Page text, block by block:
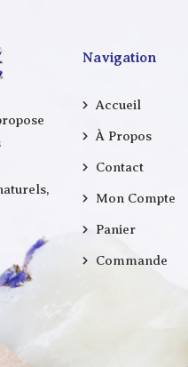
Navigation
Accueil
À Propos
Contact
Mon Compte
Panier
Commande